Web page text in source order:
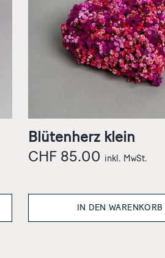
Blütenherz klein
CHF 85.00 inkl. MwSt.
IN DEN WARENKORB